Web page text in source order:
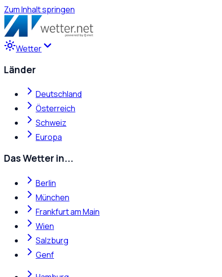
Zum Inhalt springen
Wetter
Länder
Deutschland
Österreich
Schweiz
Europa
Das Wetter in...
Berlin
München
Frankfurt am Main
Wien
Salzburg
Genf